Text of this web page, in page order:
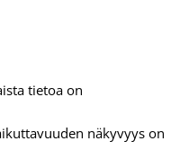
tietoa on
näkyvyys on